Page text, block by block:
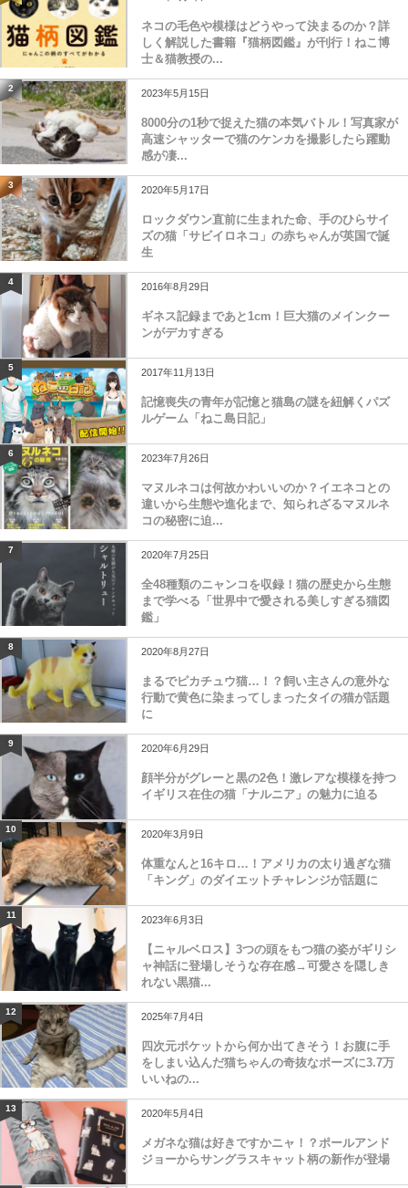
ネコの毛色や模様はどうやって決まるのか？詳
しく解説した書籍『猫柄図鑑』が刊行！ねこ博
士＆猫教授の...
2 2023年5月15日
8000分の1秒で捉えた猫の本気バトル！写真家が
高速シャッターで猫のケンカを撮影したら躍動
感が凄...
3 2020年5月17日
ロックダウン直前に生まれた命、手のひらサイ
ズの猫「サビイロネコ」の赤ちゃんが英国で誕
生
4 2016年8月29日
ギネス記録まであと1cm！巨大猫のメインクー
ンがデカすぎる
5 2017年11月13日
記憶喪失の青年が記憶と猫島の謎を紐解くパズ
ルゲーム「ねこ島日記」
6 2023年7月26日
マヌルネコは何故かわいいのか？イエネコとの
違いから生態や進化まで、知られざるマヌルネ
コの秘密に迫...
7 2020年7月25日
全48種類のニャンコを収録！猫の歴史から生態
まで学べる「世界中で愛される美しすぎる猫図
鑑」
8 2020年8月27日
まるでピカチュウ猫…！？飼い主さんの意外な
行動で黄色に染まってしまったタイの猫が話題
に
9 2020年6月29日
顔半分がグレーと黒の2色！激レアな模様を持つ
イギリス在住の猫「ナルニア」の魅力に迫る
10 2020年3月9日
体重なんと16キロ…！アメリカの太り過ぎな猫
「キング」のダイエットチャレンジが話題に
11 2023年6月3日
【ニャルベロス】3つの頭をもつ猫の姿がギリシ
ャ神話に登場しそうな存在感→可愛さを隠しき
れない黒猫...
12 2025年7月4日
四次元ポケットから何か出てきそう！お腹に手
をしまい込んだ猫ちゃんの奇抜なポーズに3.7万
いいねの...
13 2020年5月4日
メガネな猫は好きですかニャ！？ポールアンド
ジョーからサングラスキャット柄の新作が登場